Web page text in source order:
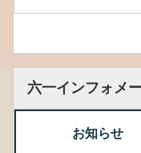
六一インフォメ
お知らせ